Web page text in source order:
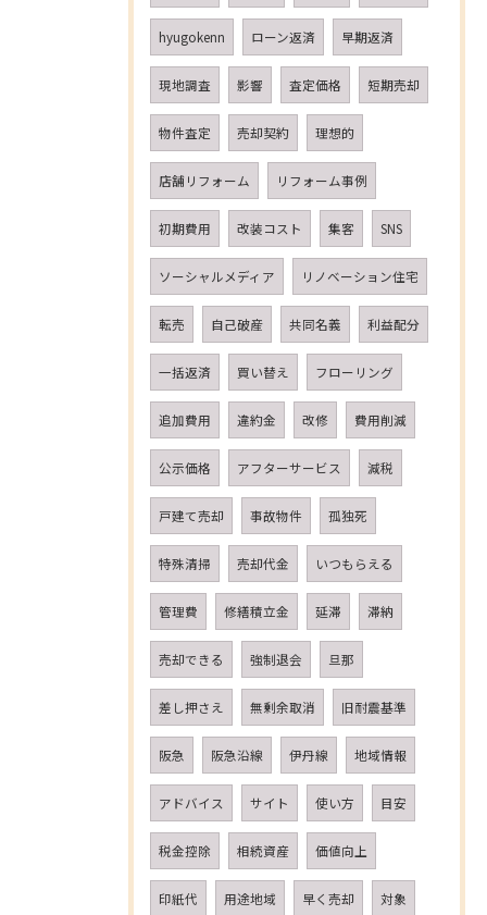
hyugokenn ローン返済 早期返済
現地調査 影響 査定価格 短期売却
物件査定 売却契約 理想的
店舗リフォーム リフォーム事例
初期費用 改装コスト 集客 SNS
ソーシャルメディア リノベーション住宅
転売 自己破産 共同名義 利益配分
一括返済 買い替え フローリング
追加費用 違約金 改修 費用削減
公示価格 アフターサービス 減税
戸建て売却 事故物件 孤独死
特殊清掃 売却代金 いつもらえる
管理費 修繕積立金 延滞 滞納
売却できる 強制退会 旦那
差し押さえ 無剰余取消 旧耐震基準
阪急 阪急沿線 伊丹線 地域情報
アドバイス サイト 使い方 目安
税金控除 相続資産 価値向上
印紙代 用途地域 早く売却 対象